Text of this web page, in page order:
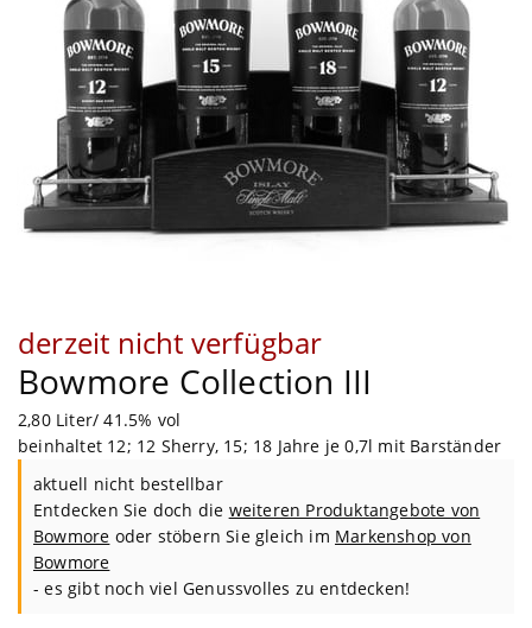
derzeit nicht verfügbar
Bowmore Collection III
2,80 Liter/ 41.5% vol
beinhaltet 12; 12 Sherry, 15; 18 Jahre je 0,7l mit Barständer
aktuell nicht bestellbar
Entdecken Sie doch die weiteren Produktangebote von
Bowmore oder stöbern Sie gleich im Markenshop von
Bowmore
- es gibt noch viel Genussvolles zu entdecken!